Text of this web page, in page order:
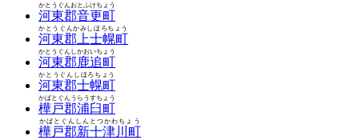
河東郡音更町
かとうぐんおとふけちょう
河東郡上士幌町
かとうぐんかみしほろちょう
河東郡鹿追町
かとうぐんしかおいちょう
河東郡士幌町
かとうぐんしほろちょう
樺戸郡浦臼町
かばとぐんうらうすちょう
樺戸郡新十津川町
かばとぐんしんとつかわちょう